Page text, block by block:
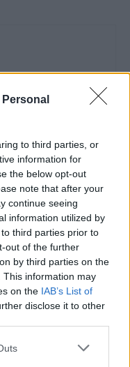
to third parties, or
information for
the below opt-out
note that after your
continue seeing
information utilized by
third parties prior to
out of the further
by third parties on the
This information may
on the IAB’s List of
disclose it to other
töprengsz?
világából, vagy
elektromosság és a
jó helyen jársz!
Európa, ha
akkumulátoroktól
kezdtek a